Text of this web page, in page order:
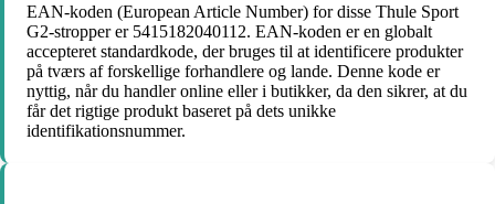
EAN-koden (European Article Number) for disse Thule Sport
G2-stropper er 5415182040112. EAN-koden er en globalt
accepteret standardkode, der bruges til at identificere produkter
på tværs af forskellige forhandlere og lande. Denne kode er
nyttig, når du handler online eller i butikker, da den sikrer, at du
får det rigtige produkt baseret på dets unikke
identifikationsnummer.